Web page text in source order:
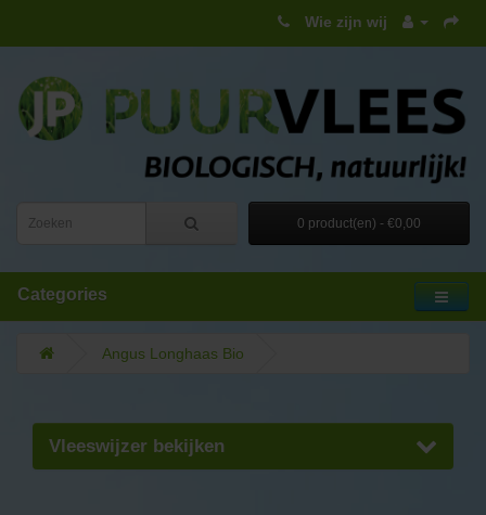
Wie zijn wij
0 product(en) - €0,00
Categories
Angus Longhaas Bio
Vleeswijzer bekijken